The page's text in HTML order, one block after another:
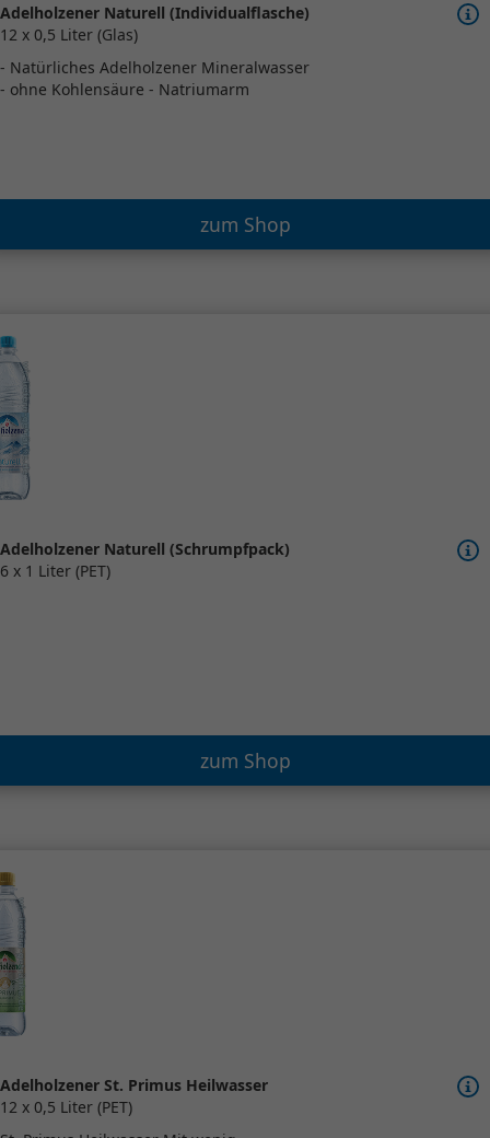
Adelholzener Naturell (Individualflasche)
12 x 0,5 Liter (Glas)
- Natürliches Adelholzener Mineralwasser
- ohne Kohlensäure - Natriumarm
zum Shop
Adelholzener Naturell (Schrumpfpack)
6 x 1 Liter (PET)
zum Shop
Adelholzener St. Primus Heilwasser
12 x 0,5 Liter (PET)